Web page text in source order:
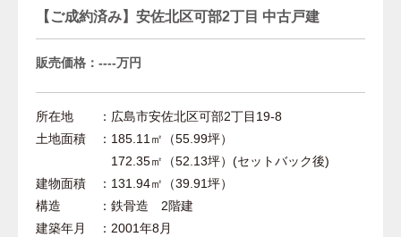
【ご成約済み】安佐北区可部2丁目 中古戸建
販売価格：----万円
所在地 ：広島市安佐北区可部2丁目19-8
土地面積 ：185.11㎡（55.99坪）
172.35㎡（52.13坪）(セットバック後)
建物面積 ：131.94㎡（39.91坪）
構造 ：鉄骨造 2階建
建築年月 ：2001年8月